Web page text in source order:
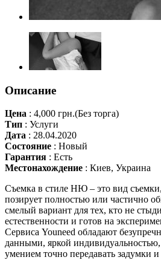
Описание
Цена : 4,000 грн.(Без торга)
Тип : Услуги
Дата : 28.04.2020
Состояние : Новый
Гарантия : Есть
Местонахождение : Киев, Украина
Съемка в стиле НЮ – это вид
позирует полностью или частично
смелый вариант для тех, кто не
естественности и готов на
Сервиса Youneed обладают
данными, яркой
умением точно передавать задумки